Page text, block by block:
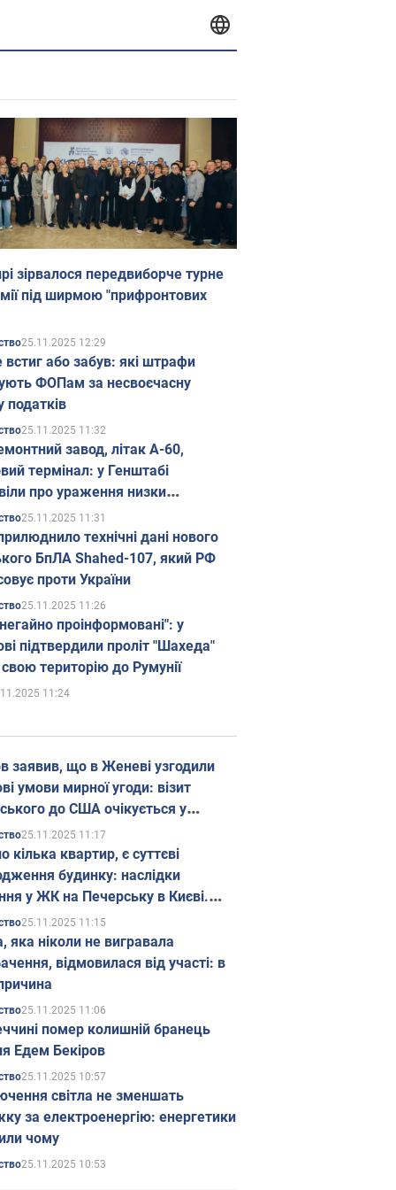
зірвалося передвиборче турне
під ширмою "прифронтових
25.11.2025 12:29
встиг або забув: які штрафи
ФОПам за несвоєчасну
податків
25.11.2025 11:32
завод, літак А-60,
термінал: у Генштабі
про ураження низки
об'єктів Росії
25.11.2025 11:31
технічні дані нового
БпЛА Shahed-107, який РФ
проти України
25.11.2025 11:26
проінформовані": у
підтвердили проліт "Шахеда"
територію до Румунії
11:24
заявив, що в Женеві узгодили
умови мирної угоди: візит
до США очікується у
25.11.2025 11:17
кілька квартир, є суттєві
будинку: наслідки
у ЖК на Печерську в Києві.
25.11.2025 11:15
яка ніколи не вигравала
відмовилася від участі: в
25.11.2025 11:06
помер колишній бранець
Едем Бекіров
25.11.2025 10:57
світла не зменшать
за електроенергію: енергетики
чому
25.11.2025 10:53